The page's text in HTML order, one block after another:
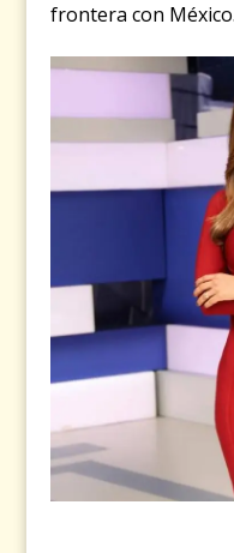
frontera con México.